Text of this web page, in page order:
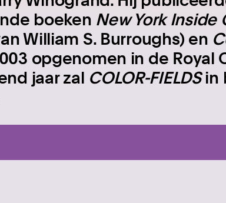
boeken New York Inside
William S. Burroughs) en
opgenomen in de Royal
jaar zal COLOR-FIELDSin